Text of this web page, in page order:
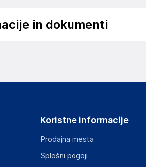
in dokumenti
LIMITED
Koristne informacije
Prodajna mesta
Splošni pogoji